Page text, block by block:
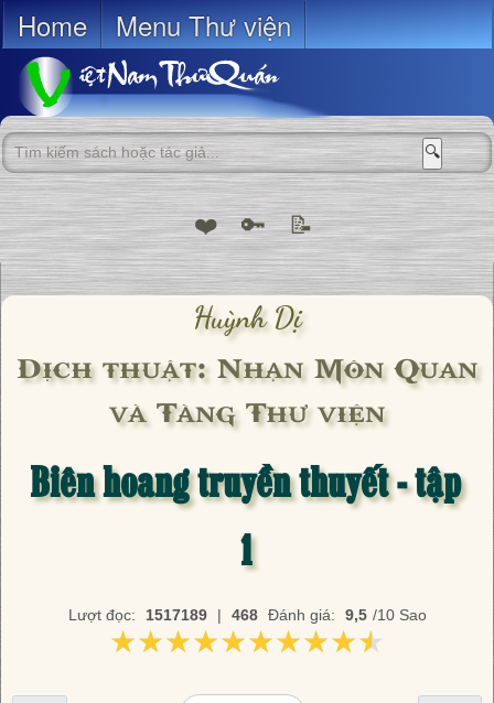
Home Menu Thư viện
🔍
❤️ 🔑 📝
Huỳnh Dị
Dịch thuật: Nhạn Môn Quan
và Tàng Thư viện
Biên hoang truyền thuyết - tập
1
Lượt đọc: 1517189 | 468 Đánh giá: 9,5 /10 Sao
★★★★★★★★★★
★★★★★★★★★★